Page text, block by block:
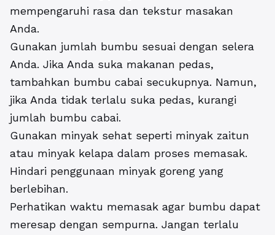
mempengaruhi rasa dan tekstur masakan
Anda.
Gunakan jumlah bumbu sesuai dengan selera
Anda. Jika Anda suka makanan pedas,
tambahkan bumbu cabai secukupnya. Namun,
jika Anda tidak terlalu suka pedas, kurangi
jumlah bumbu cabai.
Gunakan minyak sehat seperti minyak zaitun
atau minyak kelapa dalam proses memasak.
Hindari penggunaan minyak goreng yang
berlebihan.
Perhatikan waktu memasak agar bumbu dapat
meresap dengan sempurna. Jangan terlalu